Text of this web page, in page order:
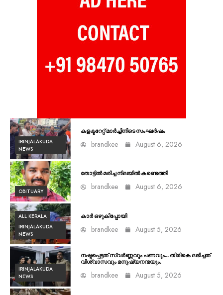
IRINJALAKUDA
NEWS
കളക്ടറേറ്റ് മാർച്ചിനിടെ സംഘർഷം
brandkee August 6, 2026
OBITUARY
തോട്ടിൽ മരിച്ച നിലയിൽ കണ്ടെത്തി
brandkee August 6, 2026
ALL KERALA
IRINJALAKUDA
NEWS
കാർ ഒഴുകിപ്പോയി
brandkee August 5, 2026
IRINJALAKUDA
NEWS
നഷ്ടപ്പെട്ടത് സ്വർണ്ണവും പണവും… തിരികെ ലഭിച്ചത്
വിശ്വാസവും മനുഷ്യനന്മയും.
brandkee August 5, 2026